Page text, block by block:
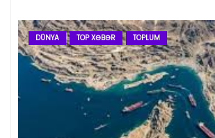
DÜNYA TOP XƏBƏR TOPLUM